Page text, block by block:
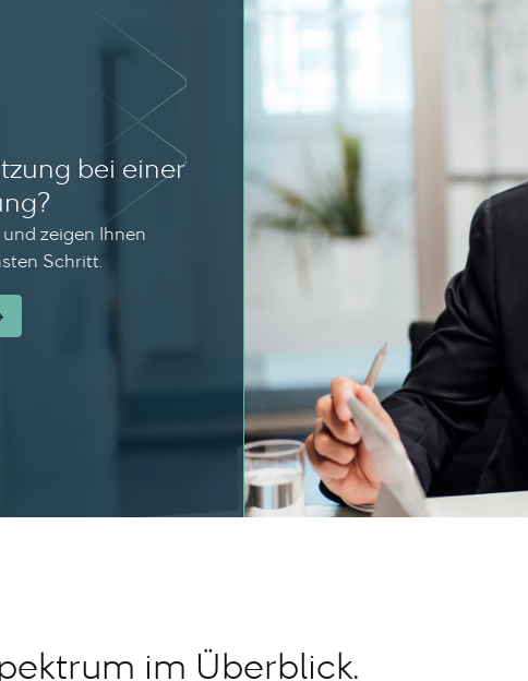
bei einer
zeigen Ihnen
Schritt.
im Überblick.